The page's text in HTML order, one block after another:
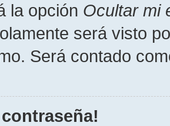
la opción Ocultar mi
será visto
Será contado